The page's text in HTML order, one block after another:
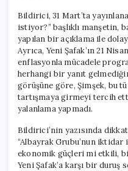
Bildirici, 31 Mart’ta
istiyor?” başlıklı manşetin,
yapılan bir açıklama ile
Ayrıca, Yeni Şafak’ın 21
enflasyonla mücadele
herhangi bir yanıt
görüşüne göre, Şimşek, bu
tartışmaya girmeyi tercih
yalanlama yapmadı.
Bildirici’nin yazısında
“Albayrak Grubu’nun
ekonomik güçleri mi etkili,
Yeni Şafak’a karşı bir duruş